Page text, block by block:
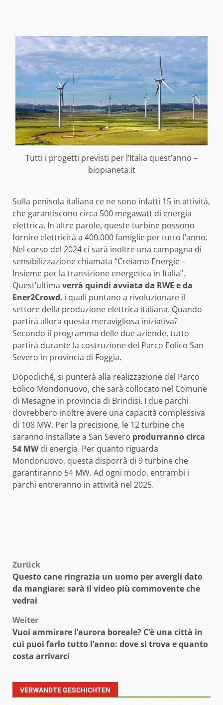
Tutti i progetti previsti per l’Italia quest’anno –
biopianeta.it
Sulla penisola italiana ce ne sono infatti 15 in attività,
che garantiscono circa 500 megawatt di energia
elettrica. In altre parole, queste turbine possono
fornire elettricità a 400.000 famiglie per tutto l’anno.
Nel corso del 2024 ci sarà inoltre una campagna di
sensibilizzazione chiamata “Creiamo Energie –
Insieme per la transizione energetica in Italia”.
Quest’ultima verrà quindi avviata da RWE e da
Ener2Crowd, i quali puntano a rivoluzionare il
settore della produzione elettrica italiana. Quando
partirà allora questa meravigliosa iniziativa?
Secondo il programma delle due aziende, tutto
partirà durante la costruzione del Parco Eolico San
Severo in provincia di Foggia.
Dopodiché, si punterà alla realizzazione del Parco
Eolico Mondonuovo, che sarà collocato nel Comune
di Mesagne in provincia di Brindisi. I due parchi
dovrebbero inoltre avere una capacità complessiva
di 108 MW. Per la precisione, le 12 turbine che
saranno installate a San Severo produrranno circa
54 MWdi energia. Per quanto riguarda
Mondonuovo, questa disporrà di 9 turbine che
garantiranno 54 MW. Ad ogni modo, entrambi i
parchi entreranno in attività nel 2025.
Beitragsnavigation
Zurück
Questo cane ringrazia un uomo per avergli dato
da mangiare: sarà il video più commovente che
vedrai
Weiter
Vuoi ammirare l’aurora boreale? C’è una città in
cui puoi farlo tutto l’anno: dove si trova e quanto
costa arrivarci
VERWANDTE GESCHICHTEN